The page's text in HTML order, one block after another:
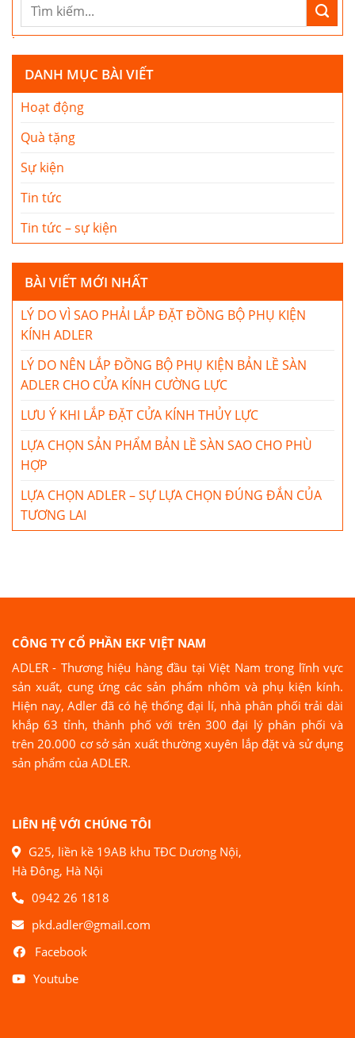
DANH MỤC BÀI VIẾT
Hoạt động
Quà tặng
Sự kiện
Tin tức
Tin tức – sự kiện
BÀI VIẾT MỚI NHẤT
LÝ DO VÌ SAO PHẢI LẮP ĐẶT ĐỒNG BỘ PHỤ KIỆN
KÍNH ADLER
LÝ DO NÊN LẮP ĐỒNG BỘ PHỤ KIỆN BẢN LỀ SÀN
ADLER CHO CỬA KÍNH CƯỜNG LỰC
LƯU Ý KHI LẮP ĐẶT CỬA KÍNH THỦY LỰC
LỰA CHỌN SẢN PHẨM BẢN LỀ SÀN SAO CHO PHÙ
HỢP
LỰA CHỌN ADLER – SỰ LỰA CHỌN ĐÚNG ĐẮN CỦA
TƯƠNG LAI
CÔNG TY CỔ PHẦN EKF VIỆT NAM
ADLER - Thương hiệu hàng đầu tại Việt Nam trong lĩnh vực
sản xuất, cung ứng các sản phẩm nhôm và phụ kiện kính.
Hiện nay, Adler đã có hệ thống đại lí, nhà phân phối trải dài
khắp 63 tỉnh, thành phố với trên 300 đại lý phân phối và
trên 20.000 cơ sở sản xuất thường xuyên lắp đặt và sử dụng
sản phẩm của ADLER.
LIÊN HỆ VỚI CHÚNG TÔI
G25, liền kề 19AB khu TĐC Dương Nội,
Hà Đông, Hà Nội
0942 26 1818
pkd.adler@gmail.com
Facebook
Youtube